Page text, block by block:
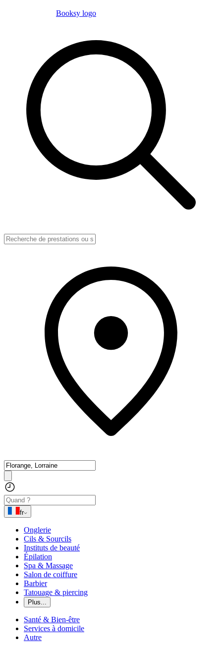
Booksy logo
fr
Onglerie
Cils & Sourcils
Instituts de beauté
Épilation
Spa & Massage
Salon de coiffure
Barbier
Tatouage & piercing
Plus...
Santé & Bien-être
Services à domicile
Autre